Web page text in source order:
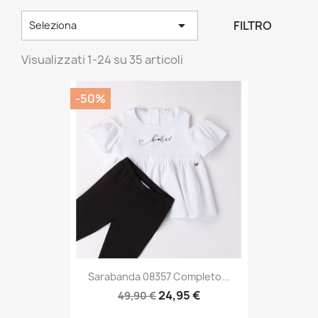
Seleziona  FILTRO
Visualizzati 1-24 su 35 articoli
Sarabanda 08357 Completo...
49,90 €24,95 €
-50%